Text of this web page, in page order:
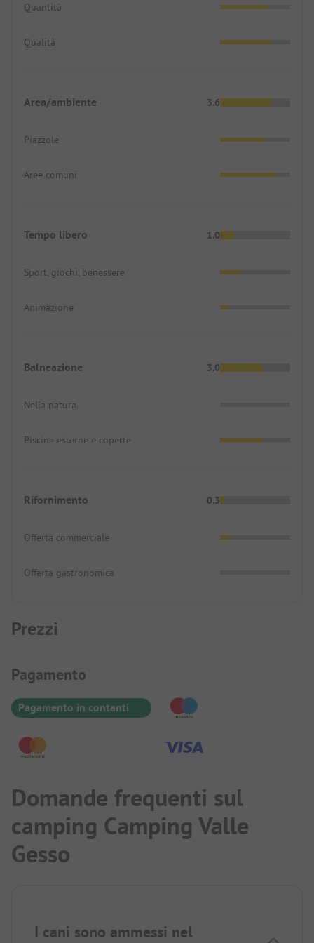
Quantità
Qualità
Area/ambiente 3.6
Piazzole
Aree comuni
Tempo libero 1.0
Sport, giochi, benessere
Animazione
Balneazione 3.0
Nella natura
Piscine esterne e coperte
Rifornimento 0.3
Offerta commerciale
Offerta gastronomica
Prezzi
Informazioni sul pagamento
Pagamento
Pagamento in contanti
Domande frequenti sul
camping Camping Valle
Gesso
I cani sono ammessi nel